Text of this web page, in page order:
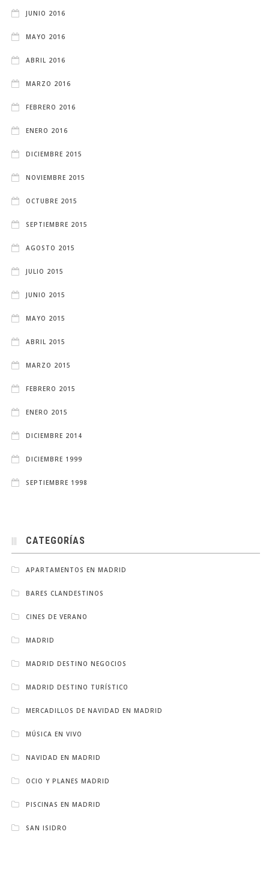
JUNIO 2016
MAYO 2016
ABRIL 2016
MARZO 2016
FEBRERO 2016
ENERO 2016
DICIEMBRE 2015
NOVIEMBRE 2015
OCTUBRE 2015
SEPTIEMBRE 2015
AGOSTO 2015
JULIO 2015
JUNIO 2015
MAYO 2015
ABRIL 2015
MARZO 2015
FEBRERO 2015
ENERO 2015
DICIEMBRE 2014
DICIEMBRE 1999
SEPTIEMBRE 1998
CATEGORÍAS
APARTAMENTOS EN MADRID
BARES CLANDESTINOS
CINES DE VERANO
MADRID
MADRID DESTINO NEGOCIOS
MADRID DESTINO TURÍSTICO
MERCADILLOS DE NAVIDAD EN MADRID
MÚSICA EN VIVO
NAVIDAD EN MADRID
OCIO Y PLANES MADRID
PISCINAS EN MADRID
SAN ISIDRO